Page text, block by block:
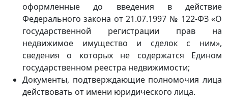
оформленные до введения в действие
Федерального закона от 21.07.1997 № 122-ФЗ «О
государственной регистрации прав на
недвижимое имущество и сделок с ним»,
сведения о которых не содержатся Едином
государственном реестра недвижимости;
Документы, подтверждающие полномочия лица
действовать от имени юридического лица.